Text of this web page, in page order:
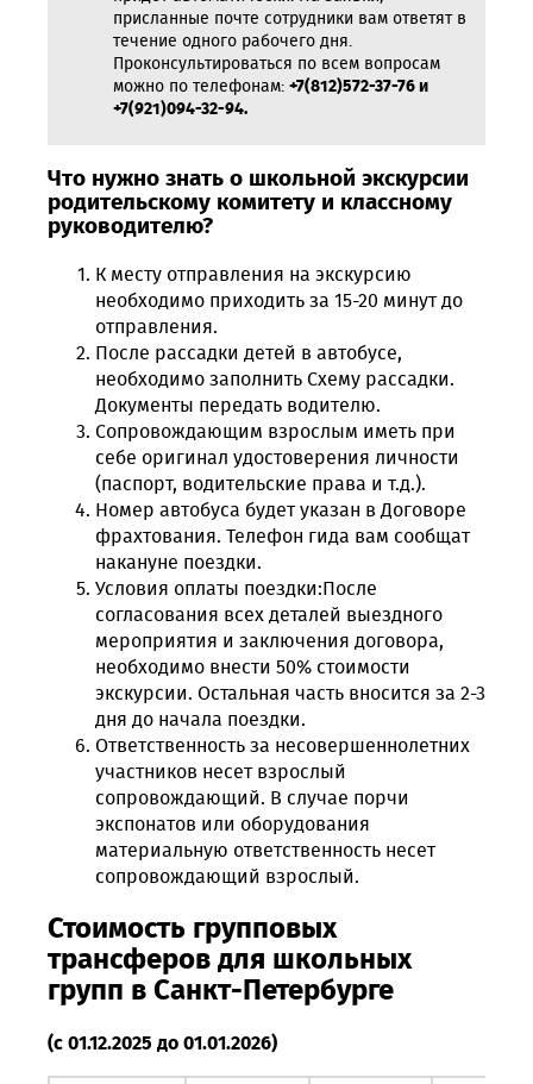
присланные почте сотрудники вам ответят в
течение одного рабочего дня.
Проконсультироваться по всем вопросам
можно по телефонам: +7(812)572-37-76 и
+7(921)094-32-94.
Что нужно знать о школьной экскурсии
родительскому комитету и классному
руководителю?
К месту отправления на экскурсию
необходимо приходить за 15-20 минут до
отправления.
После рассадки детей в автобусе,
необходимо заполнить Схему рассадки.
Документы передать водителю.
Сопровождающим взрослым иметь при
себе оригинал удостоверения личности
(паспорт, водительские права и т.д.).
Номер автобуса будет указан в Договоре
фрахтования. Телефон гида вам сообщат
накануне поездки.
Условия оплаты поездки:После
согласования всех деталей выездного
мероприятия и заключения договора,
необходимо внести 50% стоимости
экскурсии. Остальная часть вносится за 2-3
дня до начала поездки.
Ответственность за несовершеннолетних
участников несет взрослый
сопровождающий. В случае порчи
экспонатов или оборудования
материальную ответственность несет
сопровождающий взрослый.
Стоимость групповых
трансферов для школьных
групп в Санкт-Петербурге
(с 01.12.2025 до 01.01.2026)